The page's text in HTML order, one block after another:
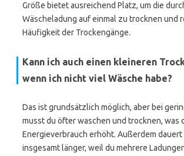
Größe bietet ausreichend Platz, um die
Wäscheladung auf einmal zu trocknen und
Häufigkeit der Trockengänge.
Kann ich auch einen kleineren
wenn ich nicht viel Wäsche habe?
Das ist grundsätzlich möglich, aber bei
musst du öfter waschen und trocknen, was
Energieverbrauch erhöht. Außerdem dauert
insgesamt länger, weil du mehrere